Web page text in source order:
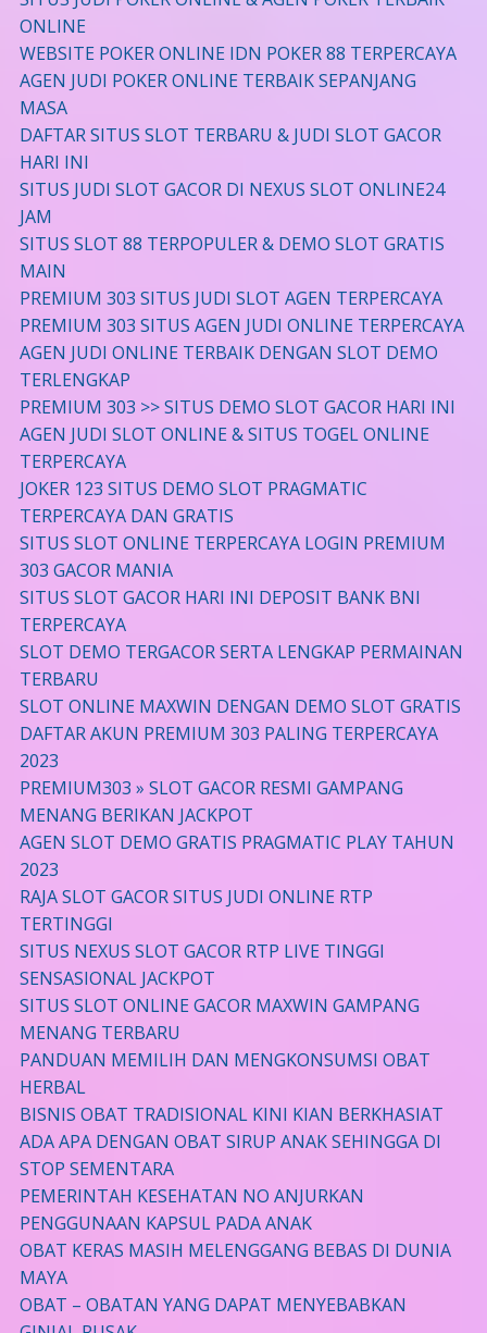
ONLINE
WEBSITE POKER ONLINE IDN POKER 88 TERPERCAYA
AGEN JUDI POKER ONLINE TERBAIK SEPANJANG
MASA
DAFTAR SITUS SLOT TERBARU & JUDI SLOT GACOR
HARI INI
SITUS JUDI SLOT GACOR DI NEXUS SLOT ONLINE24
JAM
SITUS SLOT 88 TERPOPULER & DEMO SLOT GRATIS
MAIN
PREMIUM 303 SITUS JUDI SLOT AGEN TERPERCAYA
PREMIUM 303 SITUS AGEN JUDI ONLINE TERPERCAYA
AGEN JUDI ONLINE TERBAIK DENGAN SLOT DEMO
TERLENGKAP
PREMIUM 303 >> SITUS DEMO SLOT GACOR HARI INI
AGEN JUDI SLOT ONLINE & SITUS TOGEL ONLINE
TERPERCAYA
JOKER 123 SITUS DEMO SLOT PRAGMATIC
TERPERCAYA DAN GRATIS
SITUS SLOT ONLINE TERPERCAYA LOGIN PREMIUM
303 GACOR MANIA
SITUS SLOT GACOR HARI INI DEPOSIT BANK BNI
TERPERCAYA
SLOT DEMO TERGACOR SERTA LENGKAP PERMAINAN
TERBARU
SLOT ONLINE MAXWIN DENGAN DEMO SLOT GRATIS
DAFTAR AKUN PREMIUM 303 PALING TERPERCAYA
2023
PREMIUM303 » SLOT GACOR RESMI GAMPANG
MENANG BERIKAN JACKPOT
AGEN SLOT DEMO GRATIS PRAGMATIC PLAY TAHUN
2023
RAJA SLOT GACOR SITUS JUDI ONLINE RTP
TERTINGGI
SITUS NEXUS SLOT GACOR RTP LIVE TINGGI
SENSASIONAL JACKPOT
SITUS SLOT ONLINE GACOR MAXWIN GAMPANG
MENANG TERBARU
PANDUAN MEMILIH DAN MENGKONSUMSI OBAT
HERBAL
BISNIS OBAT TRADISIONAL KINI KIAN BERKHASIAT
ADA APA DENGAN OBAT SIRUP ANAK SEHINGGA DI
STOP SEMENTARA
PEMERINTAH KESEHATAN NO ANJURKAN
PENGGUNAAN KAPSUL PADA ANAK
OBAT KERAS MASIH MELENGGANG BEBAS DI DUNIA
MAYA
OBAT – OBATAN YANG DAPAT MENYEBABKAN